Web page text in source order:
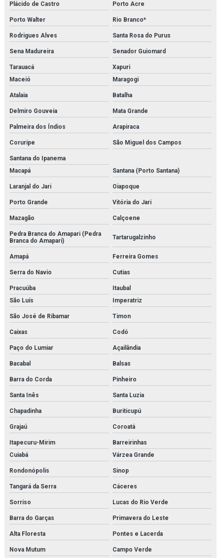
Serviço de manutenção e aferição em válvulas de segurança
Serviço de manutenção e calibração de válvula de segurança
Serviço de manutenção de válvulas
Serviço de medição de espessura de tubulação
Serviço de montagem de tubulações
Sistema multi barreira para filtração de co2
Sondex
Temporizador danfoss
Tetpor air
Trocador de calor brasado
Trocador de calor a placas
Valvula balanceadora
Válvula de controle de pressão
Válvula de controle de temperatura
Válvula independente de pressão
Válvula proporcional
Vlt danfoss
Plácido de Castro Porto Acre
Porto Walter Rio Branco*
Rodrigues Alves Santa Rosa do Purus
Sena Madureira Senador Guiomard
Tarauacá
Xapuri
Maceió
Maragogi
Atalaia Batalha
Delmiro Gouveia Mata Grande
Palmeira dos Índios Arapiraca
Coruripe São Miguel dos Campos
Santana do Ipanema
Macapá
Santana (Porto Santana)
Laranjal do Jari Oiapoque
Porto Grande Vitória do Jari
Mazagão Calçoene
Pedra Branca do Amapari (Pedra
Branca do Amaparí)
Tartarugalzinho
Amapá Ferreira Gomes
Serra do Navio Cutias
Pracuúba
Itaubal
São Luís
Imperatriz
São José de Ribamar Timon
Caixas Codó
Paço do Lumiar Açailândia
Bacabal Balsas
Barra do Corda Pinheiro
Santa Inês Santa Luzia
Chapadinha Buriticupú
Grajaú Coroatá
Itapecuru-Mirim
Barreirinhas
Cuiabá
Várzea Grande
Rondonópolis Sinop
Tangará da Serra Cáceres
Sorriso Lucas do Rio Verde
Barra do Garças Primavera do Leste
Alta Floresta Pontes e Lacerda
Nova Mutum Campo Verde